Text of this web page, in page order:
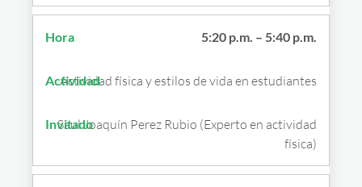
5:20 p.m. – 5:40 p.m.
Actividad física y estilos de vida en estudiantes
Saul Joaquín Perez Rubio (Experto en actividad
física)